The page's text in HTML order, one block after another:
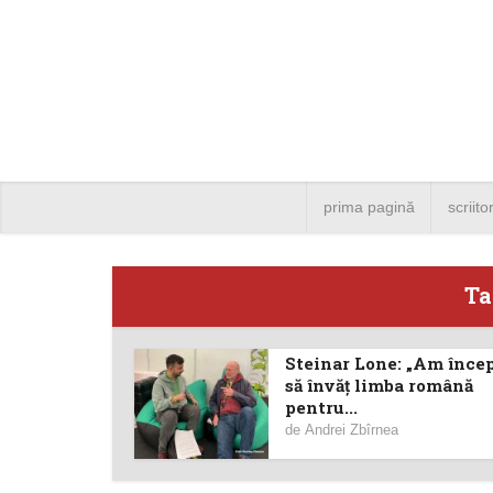
prima pagină
Steinar Lone: „Am
să învăț limba română
pentru...
de Andrei Zbîrnea